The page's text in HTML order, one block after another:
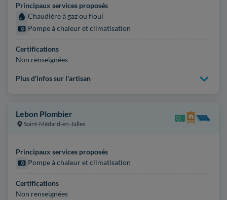
Principaux services proposés
Chaudière à gaz ou fioul
Pompe à chaleur et climatisation
Certifications
Non renseignées
Plus d'infos sur l'artisan
Lebon Plombier
Saint-Médard-en-Jalles
Principaux services proposés
Pompe à chaleur et climatisation
Certifications
Non renseignées